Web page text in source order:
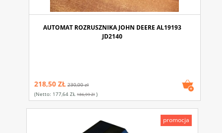
AUTOMAT ROZRUSZNIKA JOHN DEERE AL19193
JD2140
218,50 ZŁ 230,00 zł
(netto: 177,64 ZŁ 186,99 Zł)
promocja